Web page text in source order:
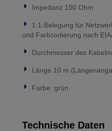
Impedanz 100 Ohm
1:1-Belegung für
und Farbcodierung nach
Durchmesser des
Länge 10 m
Farbe: grün
Technische Daten